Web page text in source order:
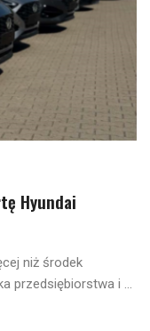
Hyundai
niż środek
przedsiębiorstwa i ...